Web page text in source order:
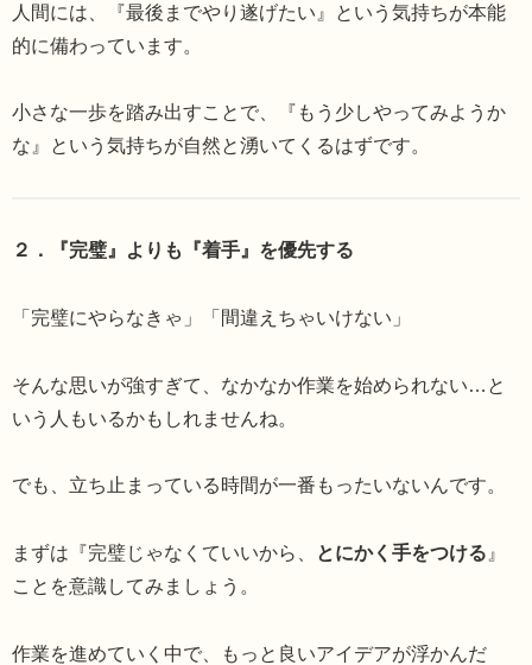
人間には、『最後までやり遂げたい』という気持ちが本能
的に備わっています。
小さな一歩を踏み出すことで、『もう少しやってみようか
な』という気持ちが自然と湧いてくるはずです。
２．『完璧』よりも『着手』を優先する
「完璧にやらなきゃ」「間違えちゃいけない」
そんな思いが強すぎて、なかなか作業を始められない…と
いう人もいるかもしれませんね。
でも、立ち止まっている時間が一番もったいないんです。
まずは『完璧じゃなくていいから、 とにかく手をつける 』
ことを意識してみましょう。
作業を進めていく中で、もっと良いアイデアが浮かんだ